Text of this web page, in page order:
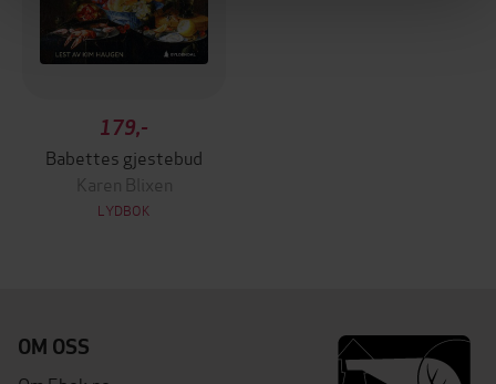
179,-
Babettes gjestebud
Karen Blixen
LYDBOK
OM OSS